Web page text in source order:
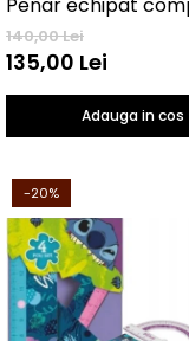
140,00 Lei
135,00 Lei
Adauga in cos
-20%